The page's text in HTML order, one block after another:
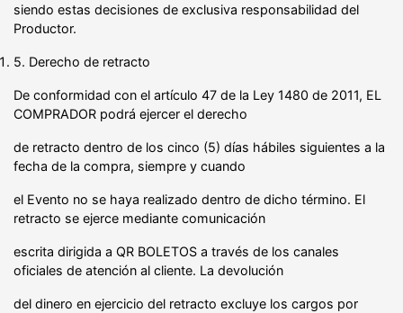
siendo estas decisiones de exclusiva responsabilidad del
Productor.
5. Derecho de retracto
De conformidad con el artículo 47 de la Ley 1480 de 2011, EL
COMPRADOR podrá ejercer el derecho
de retracto dentro de los cinco (5) días hábiles siguientes a la
fecha de la compra, siempre y cuando
el Evento no se haya realizado dentro de dicho término. El
retracto se ejerce mediante comunicación
escrita dirigida a QR BOLETOS a través de los canales
oficiales de atención al cliente. La devolución
del dinero en ejercicio del retracto excluye los cargos por